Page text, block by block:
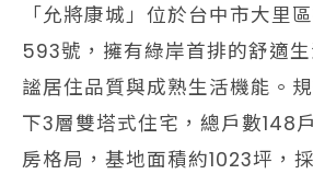
「允將康城」位於台中市大里
593號，擁有綠岸首排的舒適
謐居住品質與成熟生活機能。
下3層雙塔式住宅，總戶數148
房格局，基地面積約1023坪，